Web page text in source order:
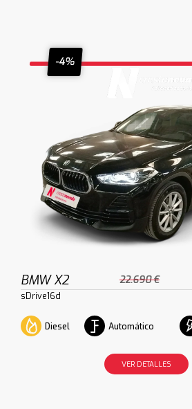
-4%
BMW X2 22.690 €
sDrive16d
Diesel Automático
VER DETALLES